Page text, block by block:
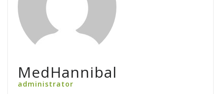
MedHannibal
administrator